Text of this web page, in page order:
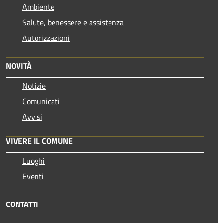
Ambiente
Salute, benessere e assistenza
Autorizzazioni
NOVITÀ
Notizie
Comunicati
Avvisi
VIVERE IL COMUNE
Luoghi
Eventi
CONTATTI